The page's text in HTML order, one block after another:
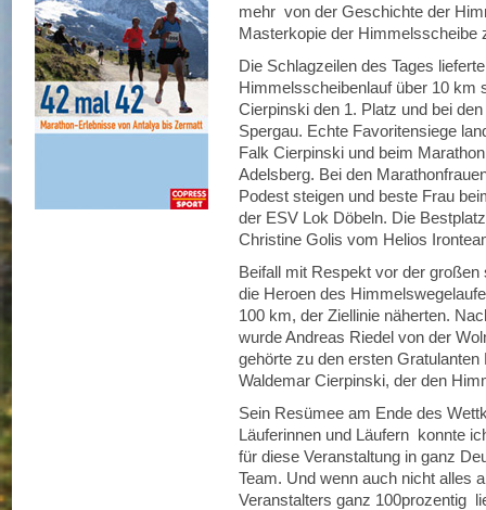
mehr von der Geschichte der
Masterkopie der Himmelsscheibe
Die Schlagzeilen des Tages
Himmelsscheibenlauf über 10 km
Cierpinski den 1. Platz und bei
Spergau. Echte Favoritensiege
Falk Cierpinski und beim
Adelsberg. Bei den
Podest steigen und beste Frau
der ESV Lok Döbeln. Die
Christine Golis vom Helios
Beifall mit Respekt vor der
die Heroen des
100 km, der Ziellinie näherten.
wurde Andreas Riedel von der
gehörte zu den ersten
Waldemar Cierpinski, der den
Sein Resümee am Ende des
Läuferinnen und Läufern konnte
für diese Veranstaltung in ganz
Team. Und wenn auch nicht alles
Veranstalters ganz 100prozentig